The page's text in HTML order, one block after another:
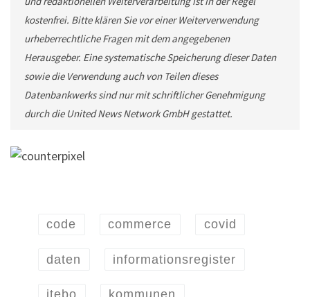
kostenfrei. Bitte klären Sie vor einer Weiterverwendung
urheberrechtliche Fragen mit dem angegebenen
Herausgeber. Eine systematische Speicherung dieser Daten
sowie die Verwendung auch von Teilen dieses
Datenbankwerks sind nur mit schriftlicher Genehmigung
durch die United News Network GmbH gestattet.
code commerce covid
daten informationsregister